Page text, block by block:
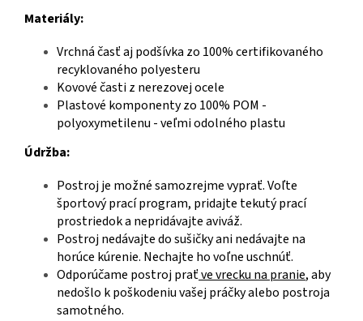
Materiály:
Vrchná časť aj podšívka zo 100% certifikovaného
recyklovaného polyesteru
Kovové časti z nerezovej ocele
Plastové komponenty zo 100% POM -
polyoxymetilenu - veľmi odolného plastu
Údržba:
Postroj je možné samozrejme vyprať. Voľte
športový prací program, pridajte tekutý prací
prostriedok a nepridávajte aviváž.
Postroj nedávajte do sušičky ani nedávajte na
horúce kúrenie. Nechajte ho voľne uschnúť.
Odporúčame postroj praťve vrecku na pranie, aby
nedošlo k poškodeniu vašej práčky alebo postroja
samotného.